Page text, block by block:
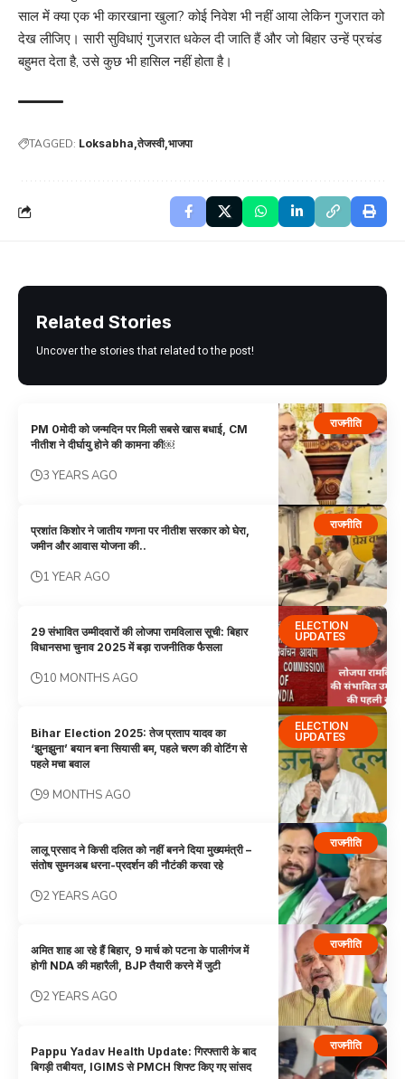
साल में क्या एक भी कारखाना खुला? कोई निवेश भी नहीं आया लेकिन गुजरात को
देख लीजिए। सारी सुविधाएं गुजरात धकेल दी जाति हैं और जो बिहार उन्हें प्रचंड
बहुमत देता है, उसे कुछ भी हासिल नहीं होता है।
TAGGED: Loksabha तेजस्वी भाजपा
Related Stories
Uncover the stories that related to the post!
राजनीति
PM 0मोदी को जन्मदिन पर मिली सबसे खास बधाई, CM
नीतीश ने दीर्घायु होने की कामना की￼
3 YEARS AGO
राजनीति
प्रशांत किशोर ने जातीय गणना पर नीतीश सरकार को घेरा,
जमीन और आवास योजना की..
1 YEAR AGO
ELECTION
UPDATES
29 संभावित उम्मीदवारों की लोजपा रामविलास सूची: बिहार
विधानसभा चुनाव 2025 में बड़ा राजनीतिक फैसला
10 MONTHS AGO
ELECTION
UPDATES
Bihar Election 2025: तेज प्रताप यादव का
‘झुनझुना’ बयान बना सियासी बम, पहले चरण की वोटिंग से
पहले मचा बवाल
9 MONTHS AGO
राजनीति
लालू प्रसाद ने किसी दलित को नहीं बनने दिया मुख्यमंत्री –
संतोष सुमनअब धरना-प्रदर्शन की नौटंकी करवा रहे
2 YEARS AGO
राजनीति
अमित शाह आ रहे हैं बिहार, 9 मार्च को पटना के पालीगंज में
होगी NDA की महारैली, BJP तैयारी करने में जुटी
2 YEARS AGO
राजनीति
Pappu Yadav Health Update: गिरफ्तारी के बाद
बिगड़ी तबीयत, IGIMS से PMCH शिफ्ट किए गए सांसद